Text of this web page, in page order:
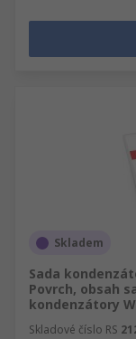
Skladem
Sada
Povrch, obsah
kondenzátory
Skladové číslo RS